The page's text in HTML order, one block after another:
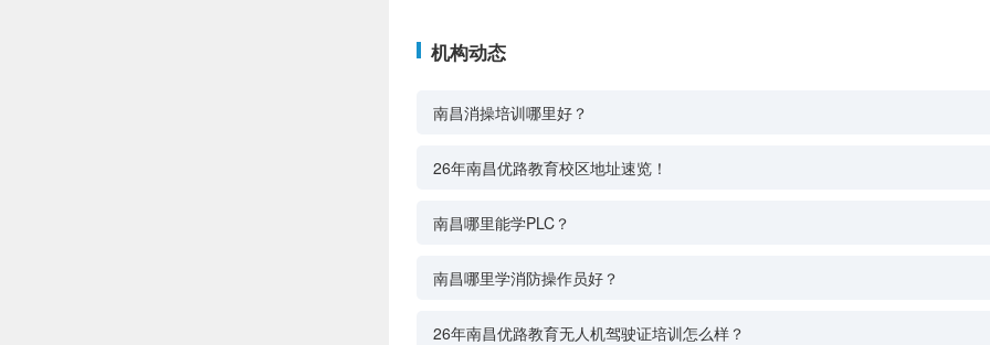
机构动态
南昌消操培训哪里好？
26年南昌优路教育校区地址速览！
南昌哪里能学PLC？
南昌哪里学消防操作员好？
26年南昌优路教育无人机驾驶证培训怎么样？